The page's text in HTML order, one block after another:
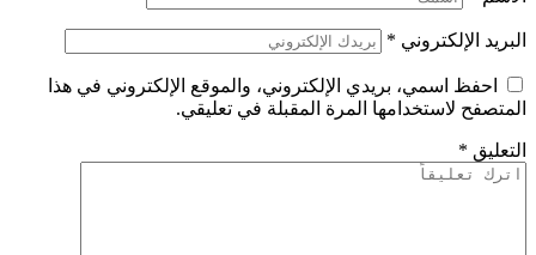
البريد الإلكتروني *
احفظ اسمي، بريدي الإلكتروني، والموقع الإلكتروني في هذا
المتصفح لاستخدامها المرة المقبلة في تعليقي.
التعليق *